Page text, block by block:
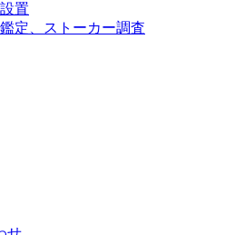
置
定、ストーカー調査